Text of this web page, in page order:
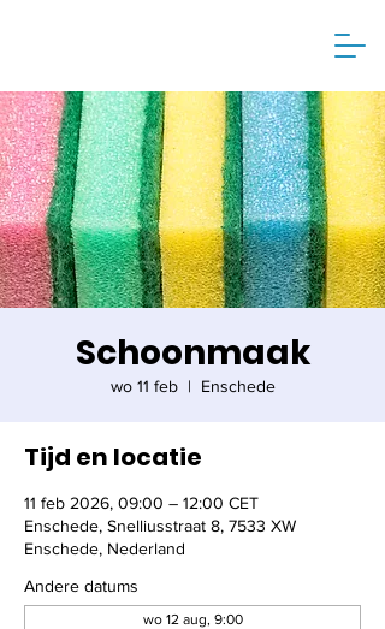
Schoonmaak
wo 11 feb
  |
Enschede
Tijd en locatie
11 feb 2026, 09:00 – 12:00 CET
Enschede, Snelliusstraat 8, 7533 XW
Enschede, Nederland
Andere datums
wo 12 aug, 9:00